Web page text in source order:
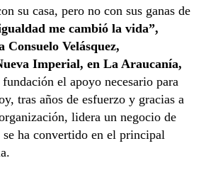
su casa, pero no con sus ganas de
me cambió la vida”,
Consuelo Velásquez,
Imperial, en La Araucanía,
el apoyo necesario para
tras años de esfuerzo y gracias a
lidera un negocio de
se ha convertido en el principal